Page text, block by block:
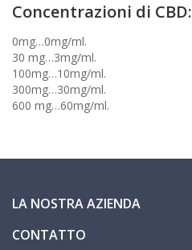
Concentrazioni di CBD:
0mg…0mg/ml.
30 mg…3mg/ml.
100mg…10mg/ml.
300mg…30mg/ml.
600 mg…60mg/ml.
LA NOSTRA AZIENDA
CONTATTO